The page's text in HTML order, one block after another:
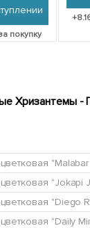
покупку
+
Хризантемы -